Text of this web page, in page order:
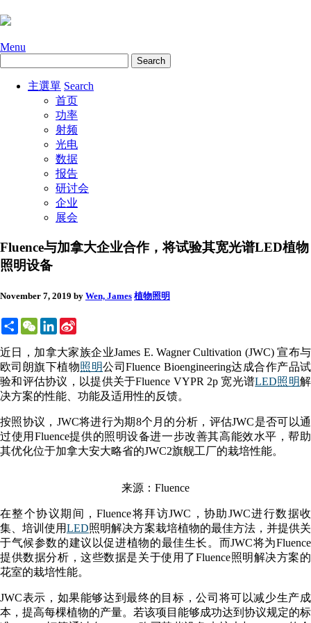
Menu
主選單 Search
首页
功率
射频
光电
数据
报告
研讨会
企业
展会
Fluence与加拿大企业合作，将试验其宽光谱LED植物
照明设备
November 7, 2019 by Wen, James 植物照明
ShareWeChatLinkedIn
近日，加拿大家族企业James E. Wagner Cultivation (JWC) 宣布与
欧司朗旗下植物照明公司Fluence Bioengineering达成合作产品试
验和评估协议，以提供关于Fluence VYPR 2p 宽光谱LED照明解
决方案的性能、功能及适用性的反馈。
按照协议，JWC将进行为期8个月的分析，评估JWC是否可以通
过使用Fluence提供的照明设备进一步改善其高能效水平，帮助
其优化位于加拿大安大略省的JWC2旗舰工厂的栽培性能。
来源：Fluence
在整个协议期间，Fluence将拜访JWC，协助JWC进行数据收
集、培训使用LED照明解决方案栽培植物的最佳方法，并提供关
于气候参数的建议以促进植物的最佳生长。而JWC将为Fluence
提供数据分析，这些数据是关于使用了Fluence照明解决方案的
花室的栽培性能。
JWC表示，如果能够达到最终的目标，公司将可以减少生产成
本，提高每棵植物的产量。若该项目能够成功达到协议规定的标